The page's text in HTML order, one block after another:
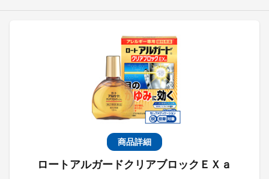
商品詳細
ロートアルガードクリアブロックＥＸａ